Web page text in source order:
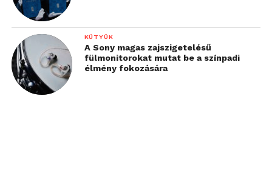
További friss híreket talál a
Csatlakozzon hozzánk a
KÜTYÜK
A Sony magas zajszigetelésű
fülmonitorokat mutat be a színpadi
élmény fokozására